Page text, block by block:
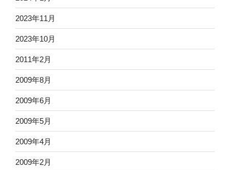
2023年11月
2023年10月
2011年2月
2009年8月
2009年6月
2009年5月
2009年4月
2009年2月